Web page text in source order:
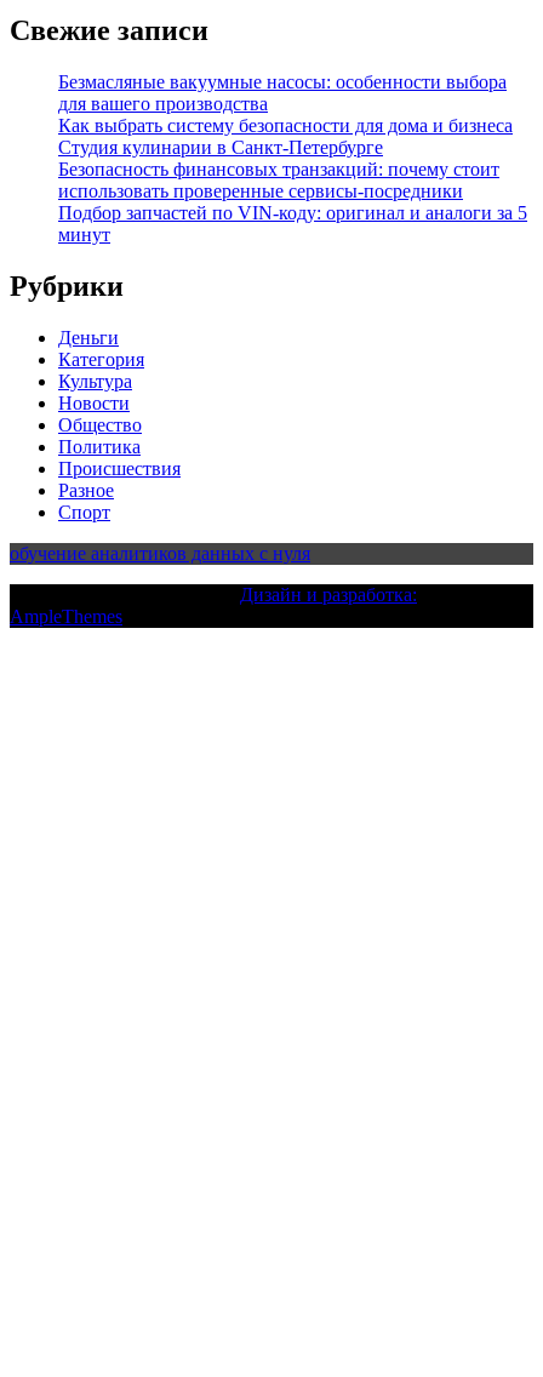
Свежие записи
Безмасляные вакуумные насосы: особенности выбора
для вашего производства
Как выбрать систему безопасности для дома и бизнеса
Студия кулинарии в Санкт-Петербурге
Безопасность финансовых транзакций: почему стоит
использовать проверенные сервисы-посредники
Подбор запчастей по VIN-коду: оригинал и аналоги за 5
минут
Рубрики
Деньги
Категория
Культура
Новости
Общество
Политика
Происшествия
Разное
Спорт
обучение аналитиков данных с нуля
Дизайн и разработка:
AmpleThemes